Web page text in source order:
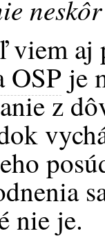
viem aj
OSP je
z
nie je.